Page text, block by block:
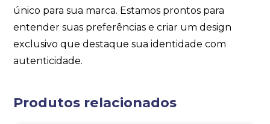
único para sua marca. Estamos prontos para
entender suas preferências e criar um design
exclusivo que destaque sua identidade com
autenticidade.
Produtos relacionados